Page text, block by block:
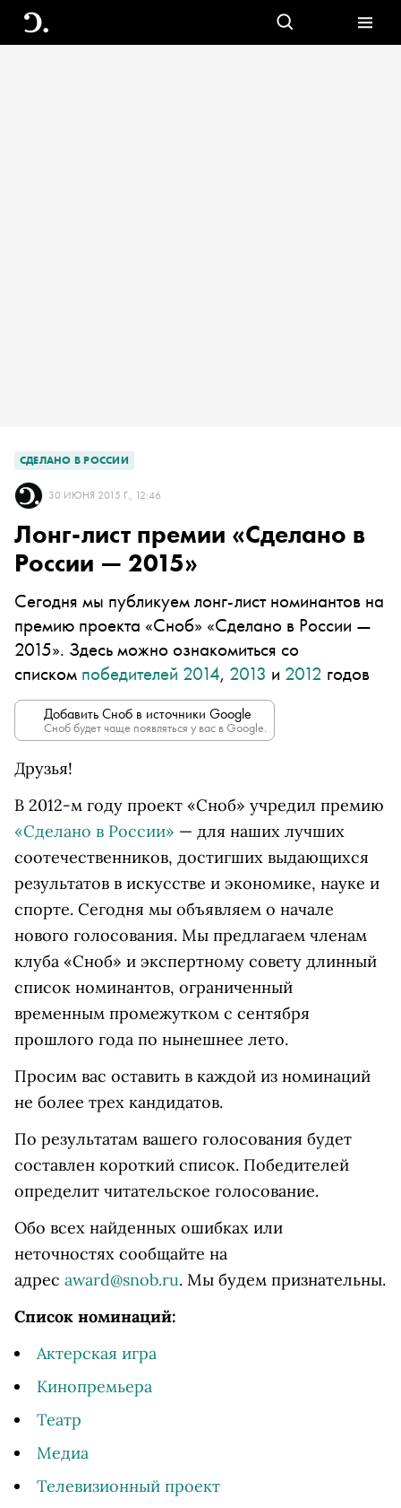
СДЕЛАНО В РОССИИ
30 ИЮНЯ 2015 Г., 12:46
Лонг-лист премии «Сделано в
России — 2015»
Сегодня мы публикуем лонг-лист номинантов на
премию проекта «Сноб» «Сделано в России —
2015». Здесь можно ознакомиться со
списком победителей 2014, 2013 и 2012 годов
Добавить Сноб в источники Google
Сноб будет чаще появляться у вас в Google.
Друзья!
В 2012-м году проект «Сноб» учредил премию
«Сделано в России» — для наших лучших
соотечественников, достигших выдающихся
результатов в искусстве и экономике, науке и
спорте. Сегодня мы объявляем о начале
нового голосования. Мы предлагаем членам
клуба «Сноб» и экспертному совету длинный
список номинантов, ограниченный
временным промежутком с сентября
прошлого года по нынешнее лето.
Просим вас оставить в каждой из номинаций
не более трех кандидатов.
По результатам вашего голосования будет
составлен короткий список. Победителей
определит читательское голосование.
Обо всех найденных ошибках или
неточностях сообщайте на
адрес award@snob.ru. Мы будем признательны.
Список номинаций:
Актерская игра
Кинопремьера
Театр
Медиа
Телевизионный проект